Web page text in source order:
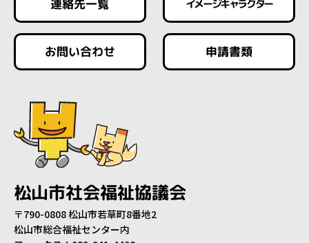
連絡先一覧 イメージキャラクター
お問い合わせ 申請書類
松山市社会福祉協議会
〒790-0808 松山市若草町8番地2
松山市総合福祉センター内